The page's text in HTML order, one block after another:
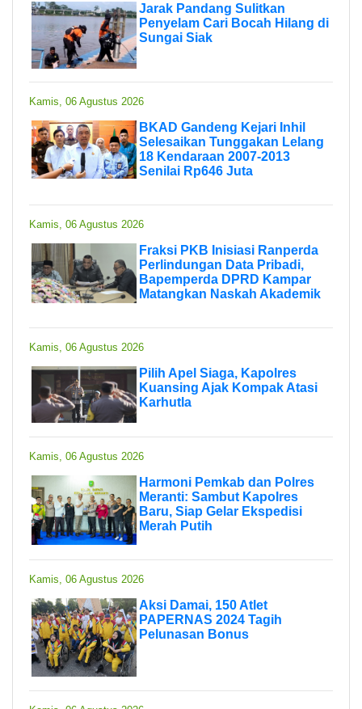
Jarak Pandang Sulitkan
Penyelam Cari Bocah Hilang di
Sungai Siak
Kamis, 06 Agustus 2026
BKAD Gandeng Kejari Inhil
Selesaikan Tunggakan Lelang
18 Kendaraan 2007-2013
Senilai Rp646 Juta
Kamis, 06 Agustus 2026
Fraksi PKB Inisiasi Ranperda
Perlindungan Data Pribadi,
Bapemperda DPRD Kampar
Matangkan Naskah Akademik
Kamis, 06 Agustus 2026
Pilih Apel Siaga, Kapolres
Kuansing Ajak Kompak Atasi
Karhutla
Kamis, 06 Agustus 2026
Harmoni Pemkab dan Polres
Meranti: Sambut Kapolres
Baru, Siap Gelar Ekspedisi
Merah Putih
Kamis, 06 Agustus 2026
Aksi Damai, 150 Atlet
PAPERNAS 2024 Tagih
Pelunasan Bonus